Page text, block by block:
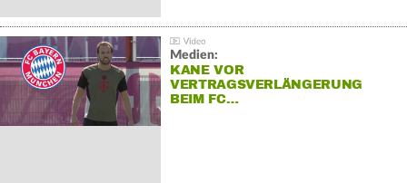
Medien:
KANE VOR
VERTRAGSVERLÄNGERUNG
BEIM FC…